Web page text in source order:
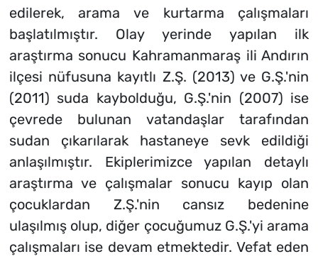
edilerek, arama ve kurtarma çalışmaları
başlatılmıştır. Olay yerinde yapılan ilk
araştırma sonucu Kahramanmaraş ili Andırın
ilçesi nüfusuna kayıtlı Z.Ş. (2013) ve G.Ş.'nin
(2011) suda kaybolduğu, G.Ş.'nin (2007) ise
çevrede bulunan vatandaşlar tarafından
sudan çıkarılarak hastaneye sevk edildiği
anlaşılmıştır. Ekiplerimizce yapılan detaylı
araştırma ve çalışmalar sonucu kayıp olan
çocuklardan Z.Ş.'nin cansız bedenine
ulaşılmış olup, diğer çocuğumuz G.Ş.'yi arama
çalışmaları ise devam etmektedir. Vefat eden